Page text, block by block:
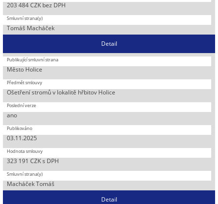
203 484 CZK bez DPH
Tomáš Macháček
Detail
Město Holice
Ošetření stromů v lokalitě hřbitov Holice
ano
03.11.2025
323 191 CZK s DPH
Macháček Tomáš
Detail